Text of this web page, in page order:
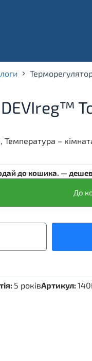
Температура –
до кошика. —
До
5 роківАртикул: